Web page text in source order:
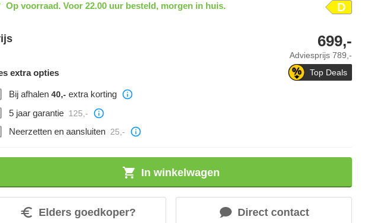
Op voorraad. Voor 22.00 uur besteld, morgen in huis. D
Adviesprijs 789,-
699,-
Top Deals
extra opties
Bij afhalen 40,- extra korting
5 jaar garantie 125,-
Neerzetten en aansluiten 25,-
In winkelwagen
Elders goedkoper? Direct contact